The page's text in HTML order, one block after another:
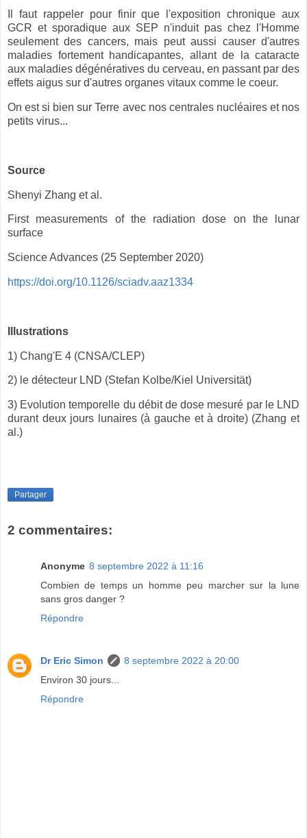
Il faut rappeler pour finir que l'exposition chronique aux
GCR et sporadique aux SEP n'induit pas chez l'Homme
seulement des cancers, mais peut aussi causer d'autres
maladies fortement handicapantes, allant de la cataracte
aux maladies dégénératives du cerveau, en passant par des
effets aigus sur d'autres organes vitaux comme le coeur.
On est si bien sur Terre avec nos centrales nucléaires et nos
petits virus...
Source
Shenyi Zhang et al.
First measurements of the radiation dose on the lunar
surface
Science Advances (25 September 2020)
https://doi.org/10.1126/sciadv.aaz1334
Illustrations
1) Chang'E 4 (CNSA/CLEP)
2) le détecteur LND (Stefan Kolbe/Kiel Universität)
3) Evolution temporelle du débit de dose mesuré par le LND
durant deux jours lunaires (à gauche et à droite) (Zhang et
al.)
Partager
2 commentaires:
Anonyme 8 septembre 2022 à 11:16
Combien de temps un homme peu marcher sur la lune
sans gros danger ?
Répondre
Dr Eric Simon
8 septembre 2022 à 20:00
Environ 30 jours...
Répondre